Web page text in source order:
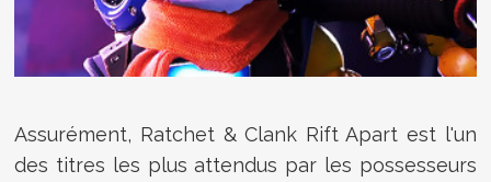
Assurément, Ratchet & Clank Rift Apart est l'un
des titres les plus attendus par les possesseurs